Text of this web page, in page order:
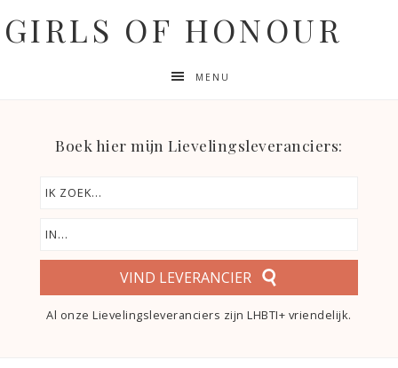
GIRLS OF HONOUR
MENU
Boek hier mijn Lievelingsleveranciers:
VIND LEVERANCIER
Al onze Lievelingsleveranciers zijn LHBTI+ vriendelijk.